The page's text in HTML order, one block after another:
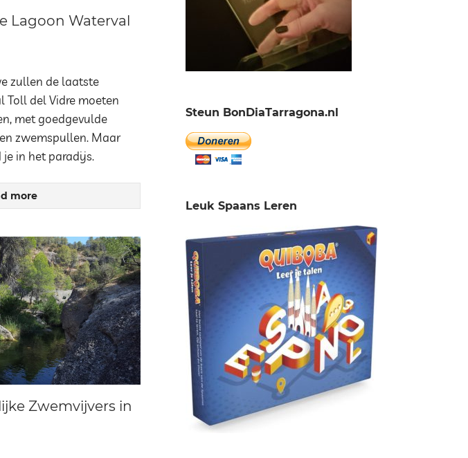
Lagoon Waterval
zullen de laatste
Toll del Vidre moeten
met goedgevulde
zwemspullen. Maar
in het paradijs.
more
Zwemvijvers in
Steun BonDiaTarragona.nl
Leuk Spaans Leren